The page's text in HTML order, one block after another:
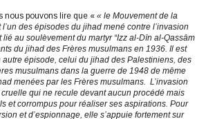
nous pouvons lire que « « le Mouvement de la
des épisodes du jihad mené contre l’invasion
au soulèvement du martyr “Izz al-Dîn al-Qassâm
du jihad des Frères musulmans en 1936. Il est
épisode, celui du jihad des Palestiniens, des
musulmans dans la guerre de 1948 de même
menées par les Frères musulmans. L’invasion
qui ne recule devant aucun procédé mais
et corrompus pour réaliser ses aspirations. Pour
et d’espionnage, elle s’appuie fortement sur